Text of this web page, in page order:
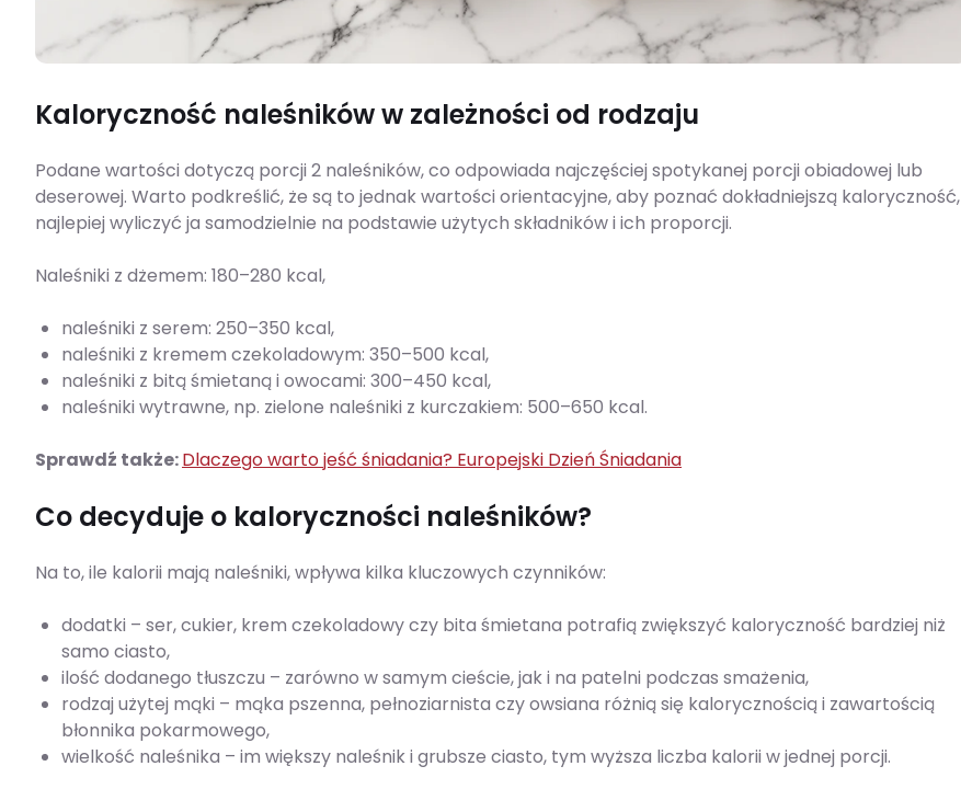
Kaloryczność naleśników w zależności od rodzaju
Podane wartości dotyczą porcji 2 naleśników, co odpowiada najczęściej spotykanej porcji obiadowej lub
deserowej. Warto podkreślić, że są to jednak wartości orientacyjne, aby poznać dokładniejszą kaloryczność,
najlepiej wyliczyć ja samodzielnie na podstawie użytych składników i ich proporcji.
Naleśniki z dżemem: 180–280 kcal,
naleśniki z serem: 250–350 kcal,
naleśniki z kremem czekoladowym: 350–500 kcal,
naleśniki z bitą śmietaną i owocami: 300–450 kcal,
naleśniki wytrawne, np. zielone naleśniki z kurczakiem: 500–650 kcal.
Sprawdź także:Dlaczego warto jeść śniadania? Europejski Dzień Śniadania
Co decyduje o kaloryczności naleśników?
Na to, ile kalorii mają naleśniki, wpływa kilka kluczowych czynników:
dodatki – ser, cukier, krem czekoladowy czy bita śmietana potrafią zwiększyć kaloryczność bardziej niż
samo ciasto,
ilość dodanego tłuszczu – zarówno w samym cieście, jak i na patelni podczas smażenia,
rodzaj użytej mąki – mąka pszenna, pełnoziarnista czy owsiana różnią się kalorycznością i zawartością
błonnika pokarmowego,
wielkość naleśnika – im większy naleśnik i grubsze ciasto, tym wyższa liczba kalorii w jednej porcji.